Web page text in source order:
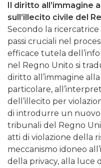
Il diritto all’immagine
sull’illecito civile del
Secondo la
passi cruciali nel
efficace tutela
nel Regno Unito si
diritto all’immagine
particolare,
dell’illecito per
di introdurre un
tribunali del Regno
atti di violazione della
meccanismo idoneo
della privacy, alla luce